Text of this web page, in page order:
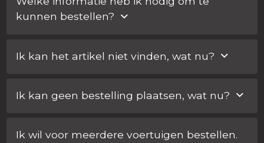
kunnen bestellen?
Voor elke bestelling heeft u het chassisnummer van de
auto nodig. Daarnaast vragen wij om de sleutelcode.
foto van het metalen deel van de sleutel sturen. Aan de
Ik kan het artikel niet vinden, wat nu?
Als het product van uw keuze niet te vinden is op onze
website, kunt u online een offerte aanvragen of even
dan het juiste product te vinden.
Ik kan geen bestelling plaatsen, wat nu?
Als het product van uw keuze niet te vinden is op onze
Ik wil voor meerdere voertuigen bestellen.